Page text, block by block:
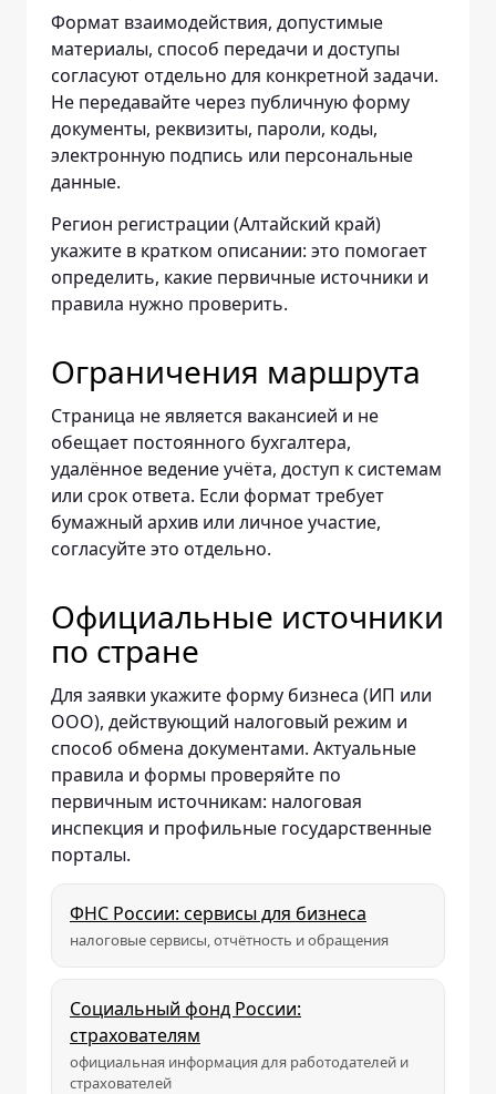
Формат взаимодействия, допустимые
материалы, способ передачи и доступы
согласуют отдельно для конкретной задачи.
Не передавайте через публичную форму
документы, реквизиты, пароли, коды,
электронную подпись или персональные
данные.
Регион регистрации (Алтайский край)
укажите в кратком описании: это помогает
определить, какие первичные источники и
правила нужно проверить.
Ограничения маршрута
Страница не является вакансией и не
обещает постоянного бухгалтера,
удалённое ведение учёта, доступ к системам
или срок ответа. Если формат требует
бумажный архив или личное участие,
согласуйте это отдельно.
Официальные источники
по стране
Для заявки укажите форму бизнеса (ИП или
ООО), действующий налоговый режим и
способ обмена документами. Актуальные
правила и формы проверяйте по
первичным источникам: налоговая
инспекция и профильные государственные
порталы.
ФНС России: сервисы для бизнеса
налоговые сервисы, отчётность и обращения
Социальный фонд России:
страхователям
официальная информация для работодателей и
страхователей